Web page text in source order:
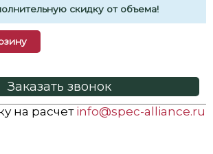
скидку от объема!
Заказать звонок
на расчет info@spec-alliance.ru